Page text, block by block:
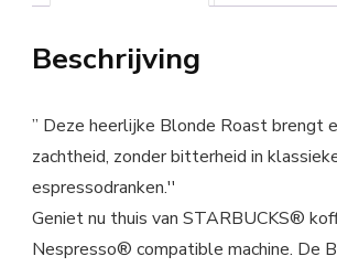
Beschrijving
” Deze heerlijke Blonde Roast brengt
zachtheid, zonder bitterheid in
espressodranken.''
Geniet nu thuis van STARBUCKS®
Nespresso® compatible machine. De